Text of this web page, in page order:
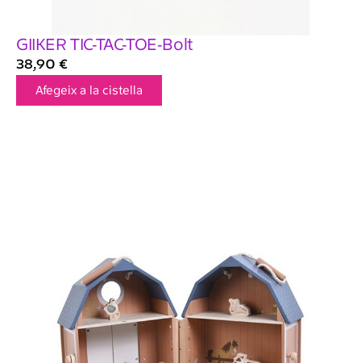
GIIKER TIC-TAC-TOE-Bolt
38,90 €
Afegeix a la cistella